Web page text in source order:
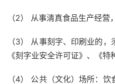
（2） 从事清真食品生产经营
（3） 从事刻字、印刷业的
《刻字业安全许可证》、《特
（4） 公共（文化）场所：